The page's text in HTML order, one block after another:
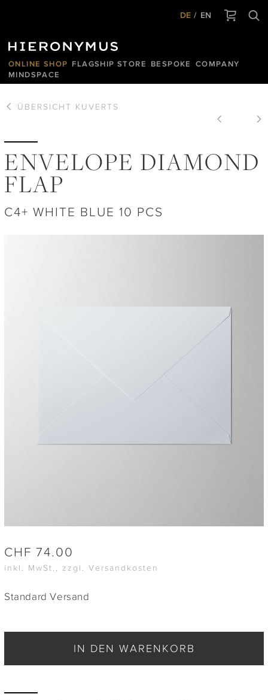
DE EN
ONLINE SHOP FLAGSHIP STORE BESPOKE
COMPANY
MINDSPACE
ÜBERSICHT KUVERTS
ENVELOPE DIAMOND
FLAP
C4+ WHITE BLUE 10 PCS
CHF 74.00
inkl. MwSt., zzgl. Versandkosten
Standard Versand
IN DEN WARENKORB